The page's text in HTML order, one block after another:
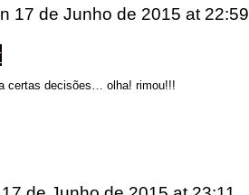
17 de Junho de 2015 at 22:59
certas decisões… olha! rimou!!!